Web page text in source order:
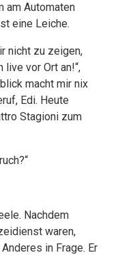
am Automaten
eine Leiche.
nicht zu zeigen,
vor Ort an!“,
macht mir nix
Edi. Heute
Stagioni zum
Nachdem
waren,
in Frage. Er